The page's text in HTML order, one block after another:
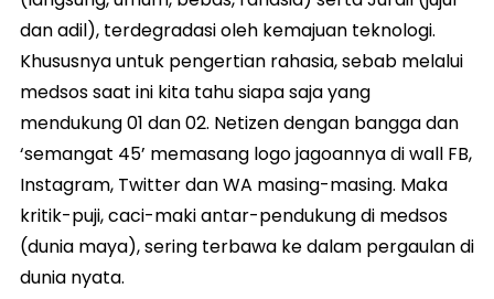
dan adil), terdegradasi oleh kemajuan teknologi.
Khususnya untuk pengertian rahasia, sebab melalui
medsos saat ini kita tahu siapa saja yang
mendukung 01 dan 02. Netizen dengan bangga dan
‘semangat 45’ memasang logo jagoannya di wall FB,
Instagram, Twitter dan WA masing-masing. Maka
kritik-puji, caci-maki antar-pendukung di medsos
(dunia maya), sering terbawa ke dalam pergaulan di
dunia nyata.